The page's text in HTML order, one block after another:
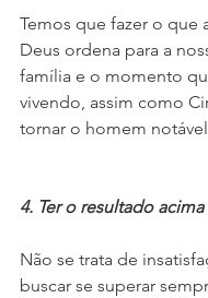
Temos que fazer o que
Deus ordena para a
família e o momento
vivendo, assim como
tornar o homem notável
4. Ter o resultado
Não se trata de
buscar se superar